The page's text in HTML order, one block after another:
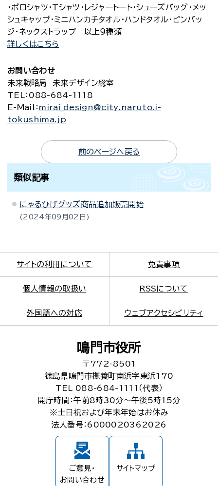
・ポロシャツ・Tシャツ・レジャートート・シューズバッグ・メッ
シュキャップ・ミニハンカチタオル・ハンドタオル・ピンバッ
ジ・ネックストラップ 以上９種類
詳しくはこちら
お問い合わせ
未来戦略局 未来デザイン総室
TEL：088-684-1118
E-Mail ： mirai_design@city.naruto.i-
tokushima.jp
前のページへ戻る
類似記事
にゃるひげグッズ商品追加販売開始
2024年09月02日
サイトの利用について 免責事項
個人情報の取扱い RSSについて
外国語への対応 ウェブアクセシビリティ
鳴門市役所
〒772-8501
徳島県鳴門市撫養町南浜字東浜170
TEL 088-684-1111（代表）
開庁時間：午前8時30分～午後5時15分
※土日祝および年末年始はお休み
法人番号：6000020362026
ご意見・
お問い合わせ
サイトマップ